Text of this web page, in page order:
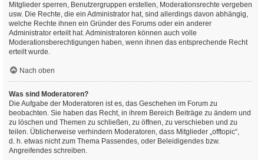
Mitglieder sperren, Benutzergruppen erstellen, Moderationsrechte vergeben
usw. Die Rechte, die ein Administrator hat, sind allerdings davon abhängig,
welche Rechte ihnen ein Gründer des Forums oder ein anderer
Administrator erteilt hat. Administratoren können auch volle
Moderationsberechtigungen haben, wenn ihnen das entsprechende Recht
erteilt wurde.
Nach oben
Was sind Moderatoren?
Die Aufgabe der Moderatoren ist es, das Geschehen im Forum zu
beobachten. Sie haben das Recht, in ihrem Bereich Beiträge zu ändern und
zu löschen und Themen zu schließen, zu öffnen, zu verschieben und zu
teilen. Üblicherweise verhindern Moderatoren, dass Mitglieder „offtopic“,
d. h. etwas nicht zum Thema Passendes, oder Beleidigendes bzw.
Angreifendes schreiben.